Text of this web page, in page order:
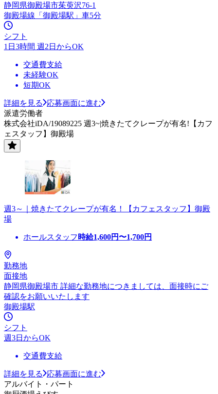
静岡県御殿場市茱萸沢76-1
御殿場線「御殿場駅」車5分
シフト
1日3時間 週2日からOK
交通費支給
未経験OK
短期OK
詳細を見る
応募画面に進む
派遣労働者
株式会社iDA/19089225 週3~|焼きたてクレープが有名!【カフ
ェスタッフ】御殿場
週3～｜焼きたてクレープが有名！【カフェスタッフ】御殿
場
ホールスタッフ 時給1,600円〜1,700円
勤務地
面接地
静岡県御殿場市 詳細な勤務地につきましては、面接時にご
確認をお願いいたします
御殿場駅
シフト
週3日からOK
交通費支給
詳細を見る
応募画面に進む
アルバイト・パート